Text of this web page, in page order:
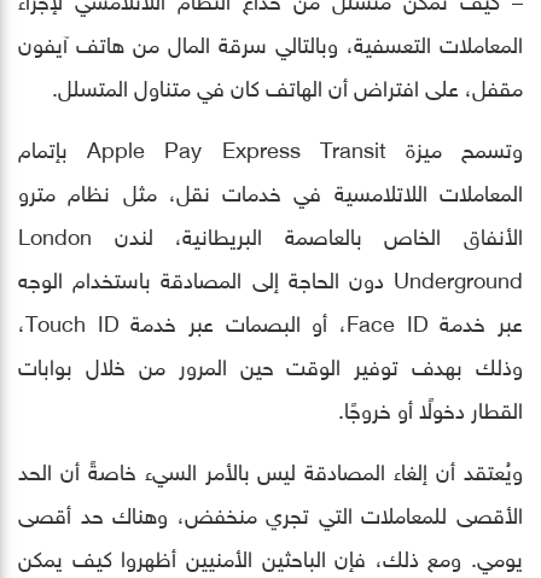
المعاملات التعسفية، وبالتالي سرقة المال من هاتف آيفون
مقفل، على افتراض أن الهاتف كان في متناول المتسلل.
وتسمح ميزة Apple Pay Express Transit بإتمام
المعاملات اللاتلامسية في خدمات نقل، مثل نظام مترو
الأنفاق الخاص بالعاصمة البريطانية، لندن London
Underground دون الحاجة إلى المصادقة باستخدام الوجه
عبر خدمة Face ID، أو البصمات عبر خدمة Touch ID،
وذلك بهدف توفير الوقت حين المرور من خلال بوابات
القطار دخولًا أو خروجًا.
ويُعتقد أن إلغاء المصادقة ليس بالأمر السيء خاصةً أن الحد
الأقصى للمعاملات التي تجري منخفض، وهناك حد أقصى
يومي. ومع ذلك، فإن الباحثين الأمنيين أظهروا كيف يمكن